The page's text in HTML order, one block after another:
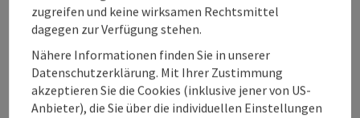
zugreifen und keine wirksamen Rechtsmittel
dagegen zur Verfügung stehen.
Nähere Informationen finden Sie in unserer
Datenschutzerklärung. Mit Ihrer Zustimmung
akzeptieren Sie die Cookies (inklusive jener von US-
Anbieter), die Sie über die individuellen Einstellungen